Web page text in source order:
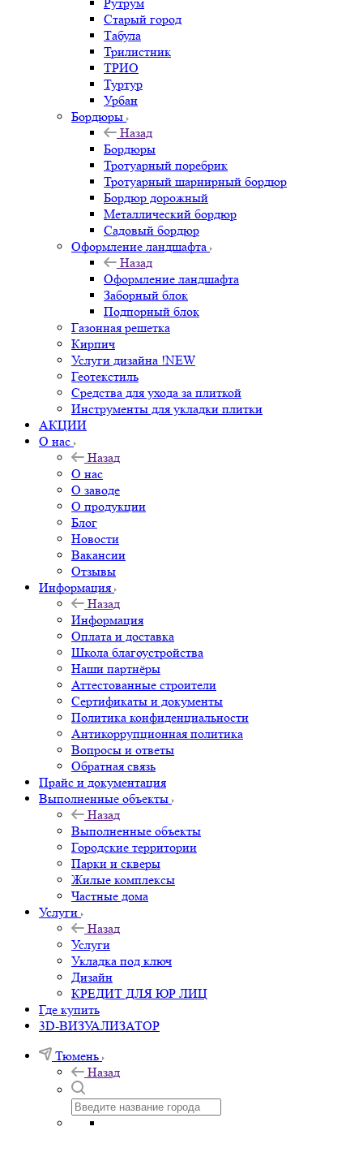
Старый город
Табула
Трилистник
ТРИО
Туртур
Урбан
Бордюры
Назад
Бордюры
Тротуарный поребрик
Тротуарный шарнирный бордюр
Бордюр дорожный
Металлический бордюр
Садовый бордюр
Оформление ландшафта
Назад
Оформление ландшафта
Заборный блок
Подпорный блок
Газонная решетка
Кирпич
Услуги дизайна !NEW
Геотекстиль
Средства для ухода за плиткой
Инструменты для укладки плитки
АКЦИИ
О нас
Назад
О нас
О заводе
О продукции
Блог
Новости
Вакансии
Отзывы
Информация
Назад
Информация
Оплата и доставка
Школа благоустройства
Наши партнёры
Аттестованные строители
Сертификаты и документы
Политика конфиденциальности
Антикоррупционная политика
Вопросы и ответы
Обратная связь
Прайс и документация
Выполненные объекты
Назад
Выполненные объекты
Городские территории
Парки и скверы
Жилые комплексы
Частные дома
Услуги
Назад
Услуги
Укладка под ключ
Дизайн
КРЕДИТ ДЛЯ ЮР ЛИЦ
Где купить
3D-ВИЗУАЛИЗАТОР
Тюмень
Назад